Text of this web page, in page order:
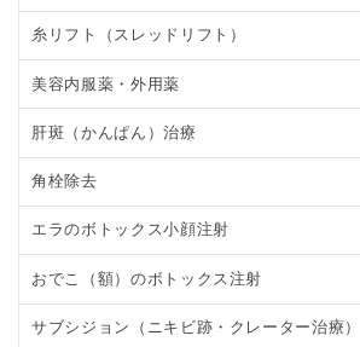
糸リフト（スレッドリフト）
美容内服薬・外用薬
肝斑（かんぱん）治療
角栓除去
エラのボトックス小顔注射
おでこ（額）のボトックス注射
サブシジョン（ニキビ跡・クレーター治療）